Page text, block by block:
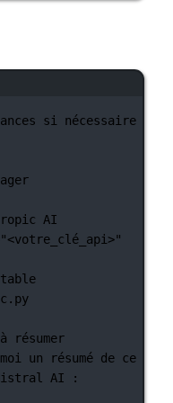
si nécessaire :
AI
"<votre_clé_api>"
résumer
un résumé de ce
AI :